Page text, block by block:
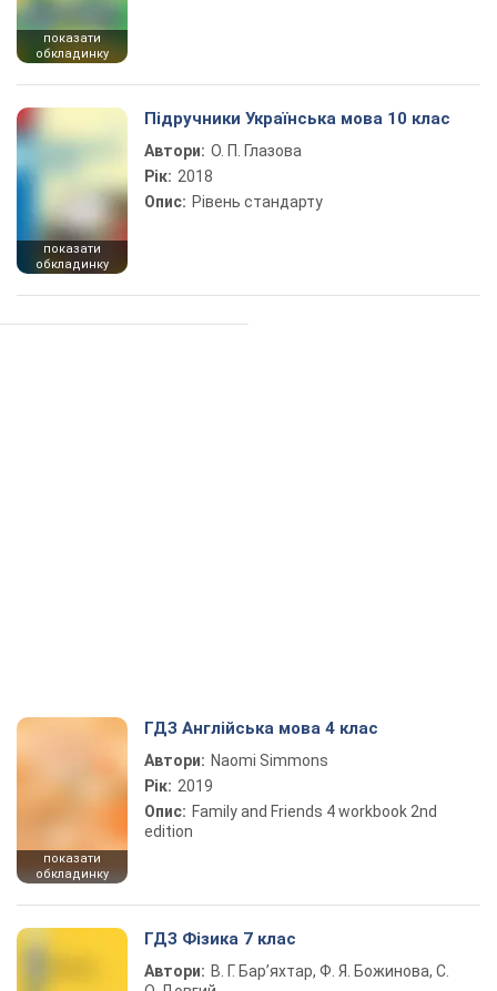
показати
обкладинку
показати
обкладинку
Підручники Українська мова 10 клас
Автори: О. П. Глазова
Рік: 2018
Опис: Рівень стандарту
показати
обкладинку
ГДЗ Англійська мова 4 клас
Автори: Naomi Simmons
Рік: 2019
Опис: Family and Friends 4 workbook 2nd
edition
ГДЗ Фізика 7 клас
Автори: В. Г. Бар’яхтар, Ф. Я. Божинова, С.